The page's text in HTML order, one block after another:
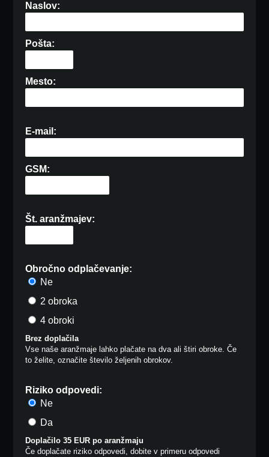
Naslov:
Pošta:
Mesto:
E-mail:
GSM:
Št. aranžmajev:
Obročno odplačevanje:
Ne
2 obroka
4 obroki
Brez doplačila
Vse naše aranžmaje lahko plačate na dva ali štiri obroke. Če
to želite, označite število željenih obrokov.
Riziko odpovedi:
Ne
Da
Doplačilo 35 EUR po aranžmaju
Če doplačate riziko odpovedi, dobite v primeru odpovedi